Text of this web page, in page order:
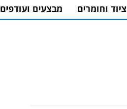
ציוד וחומרים מבצעים ועודפים